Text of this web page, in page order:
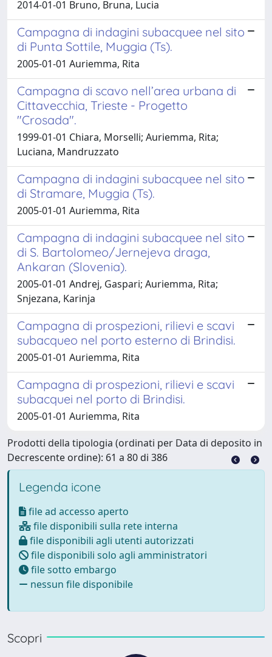
2014-01-01 Bruno, Bruna, Lucia
Campagna di indagini subacquee nel sito
di Punta Sottile, Muggia (Ts).
2005-01-01 Auriemma, Rita
Campagna di scavo nell’area urbana di
Cittavecchia, Trieste - Progetto
"Crosada".
1999-01-01 Chiara, Morselli; Auriemma, Rita;
Luciana, Mandruzzato
Campagna di indagini subacquee nel sito
di Stramare, Muggia (Ts).
2005-01-01 Auriemma, Rita
Campagna di indagini subacquee nel sito
di S. Bartolomeo/Jernejeva draga,
Ankaran (Slovenia).
2005-01-01 Andrej, Gaspari; Auriemma, Rita;
Snjezana, Karinja
Campagna di prospezioni, rilievi e scavi
subacqueo nel porto esterno di Brindisi.
2005-01-01 Auriemma, Rita
Campagna di prospezioni, rilievi e scavi
subacquei nel porto di Brindisi.
2005-01-01 Auriemma, Rita
Prodotti della tipologia (ordinati per Data di deposito in
Decrescente ordine): 61 a 80 di 386
Legenda icone
file ad accesso aperto
file disponibili sulla rete interna
file disponibili agli utenti autorizzati
file disponibili solo agli amministratori
file sotto embargo
nessun file disponibile
Scopri